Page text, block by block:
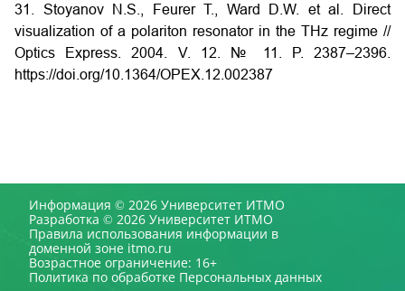
31. Stoyanov N.S., Feurer T., Ward D.W. et al. Direct
visualization of a polariton resonator in the THz regime //
Optics Express. 2004. V. 12. № 11. P. 2387–2396.
https://doi.org/10.1364/OPEX.12.002387
Информация © 2026 Университет ИТМО
Разработка © 2026 Университет ИТМО
Правила использования информации в
доменной зоне itmo.ru
Возрастное ограничение: 16+
Политика по обработке Персональных данных